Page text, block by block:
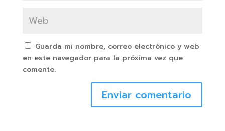
Guarda mi nombre, correo electrónico y web
en este navegador para la próxima vez que
comente.
Enviar comentario